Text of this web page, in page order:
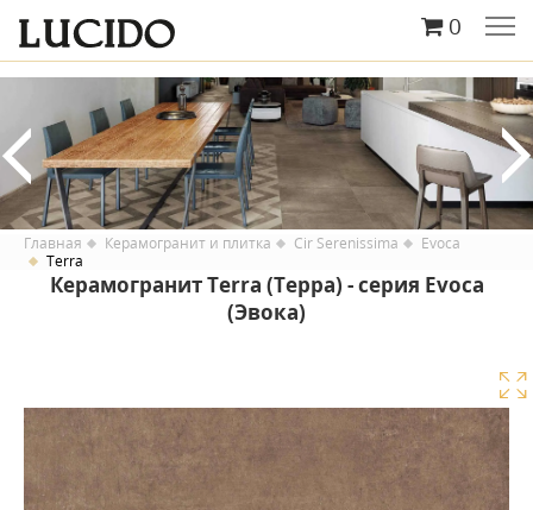
0
Главная Керамогранит и плитка Cir Serenissima
Evoca
Terra
Керамогранит Terra (Терра) - серия Evoca
(Эвока)